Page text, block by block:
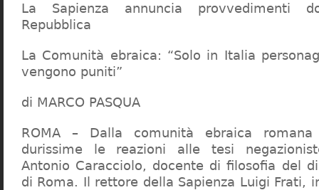
La Sapienza annuncia provvedimenti
Repubblica
La Comunità ebraica: “Solo in Italia
vengono puniti”
di MARCO PASQUA
ROMA – Dalla comunità ebraica
durissime le reazioni alle tesi
Antonio Caracciolo, docente di filosofia del
di Roma. Il rettore della Sapienza Luigi Frati,